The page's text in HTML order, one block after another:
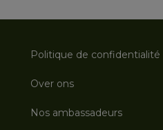
Politique de confidentialité
Over ons
Nos ambassadeurs